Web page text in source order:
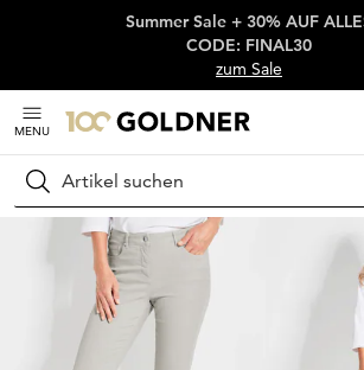
Überspringe Navigation, direkt zum
Summer Sale + 30% AUF
CODE: FINAL30
zum Sale
MENU
Suchen
Startseite Damenmode